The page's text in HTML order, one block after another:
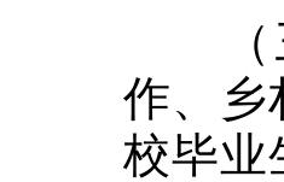
作、乡
校毕业